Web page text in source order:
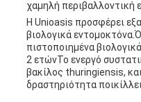
χαμηλή περιβαλλοντική
Η Unioasis προσφέρει
βιολογικά
πιστοποιημένα
2 ετώνΤο ενεργό
βακίλος thuringiensis,
δραστηριότητα